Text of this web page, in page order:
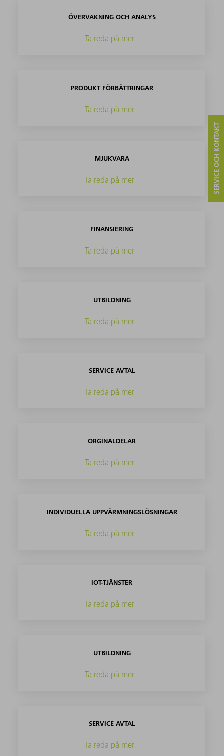
ÖVERVAKNING OCH ANALYS
Ta reda på mer
PRODUKT FÖRBÄTTRINGAR
Ta reda på mer
MJUKVARA
Ta reda på mer
FINANSIERING
Ta reda på mer
UTBILDNING
Ta reda på mer
SERVICE AVTAL
Ta reda på mer
ORGINALDELAR
Ta reda på mer
INDIVIDUELLA UPPVÄRMNINGSLÖSNINGAR
Ta reda på mer
IOT-TJÄNSTER
Ta reda på mer
UTBILDNING
Ta reda på mer
SERVICE AVTAL
Ta reda på mer
SERVICE OCH KONTAKT